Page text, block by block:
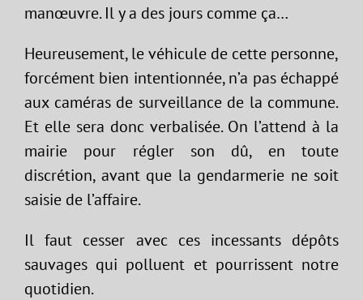
manœuvre. Il y a des jours comme ça…
Heureusement, le véhicule de cette personne,
forcément bien intentionnée, n’a pas échappé
aux caméras de surveillance de la commune.
Et elle sera donc verbalisée. On l’attend à la
mairie pour régler son dû, en toute
discrétion, avant que la gendarmerie ne soit
saisie de l’affaire.
Il faut cesser avec ces incessants dépôts
sauvages qui polluent et pourrissent notre
quotidien.